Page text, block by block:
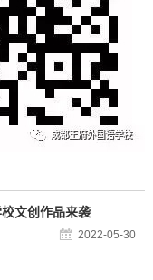
文创作品来袭
2022-05-30